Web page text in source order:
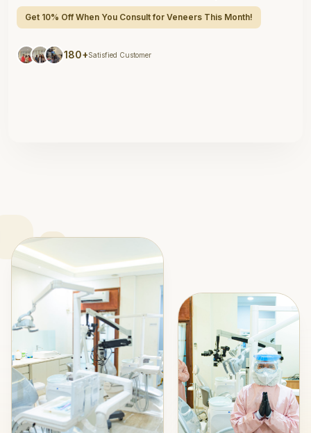
Get 10% Off When You Consult for Veneers This Month!
180+Satisfied Customer